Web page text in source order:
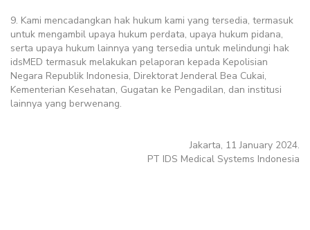
9. Kami mencadangkan hak hukum kami yang tersedia, termasuk
untuk mengambil upaya hukum perdata, upaya hukum pidana,
serta upaya hukum lainnya yang tersedia untuk melindungi hak
idsMED termasuk melakukan pelaporan kepada Kepolisian
Negara Republik Indonesia, Direktorat Jenderal Bea Cukai,
Kementerian Kesehatan, Gugatan ke Pengadilan, dan institusi
lainnya yang berwenang.
Jakarta, 11 January 2024.
PT IDS Medical Systems Indonesia